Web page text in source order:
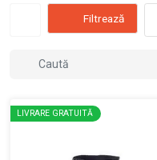
Filtrează
LIVRARE GRATUITĂ